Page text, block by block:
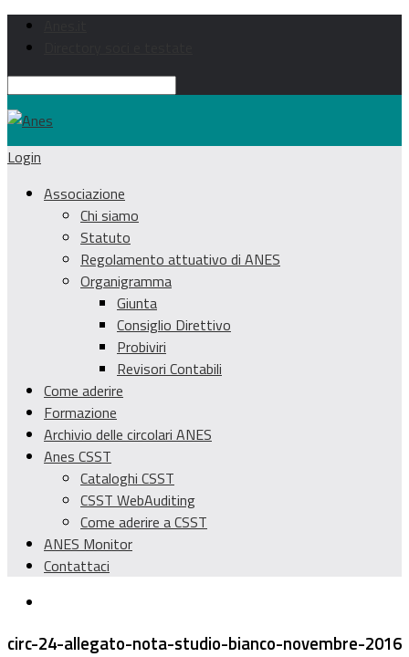
Login
Associazione
Chi siamo
Statuto
Regolamento attuativo di ANES
Organigramma
Giunta
Consiglio Direttivo
Probiviri
Revisori Contabili
Come aderire
Formazione
Archivio delle circolari ANES
Anes CSST
Cataloghi CSST
CSST WebAuditing
Come aderire a CSST
ANES Monitor
Contattaci
circ-24-allegato-nota-studio-bianco-novembre-2016